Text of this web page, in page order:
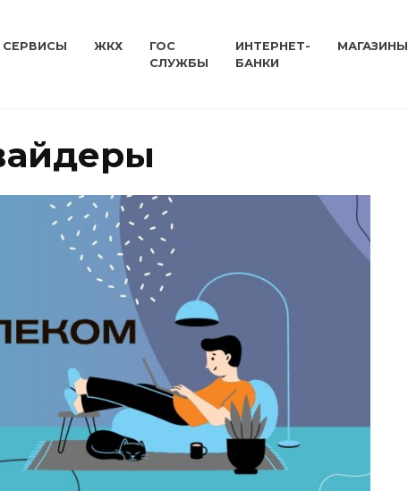
СЕРВИСЫ ЖКХ
ГОС
СЛУЖБЫ
ИНТЕРНЕТ-
БАНКИ
МАГАЗИНЫ